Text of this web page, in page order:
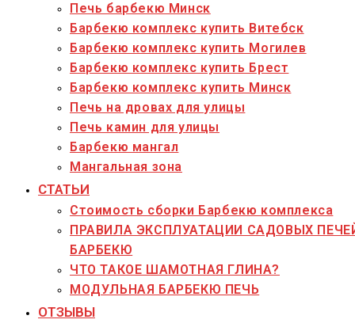
Печь барбекю Минск
Барбекю комплекс купить Витебск
Барбекю комплекс купить Могилев
Барбекю комплекс купить Брест
Барбекю комплекс купить Минск
Печь на дровах для улицы
Печь камин для улицы
Барбекю мангал
Мангальная зона
СТАТЬИ
Стоимость сборки Барбекю комплекса
ПРАВИЛА ЭКСПЛУАТАЦИИ САДОВЫХ
БАРБЕКЮ
ЧТО ТАКОЕ ШАМОТНАЯ ГЛИНА?
МОДУЛЬНАЯ БАРБЕКЮ ПЕЧЬ
ОТЗЫВЫ